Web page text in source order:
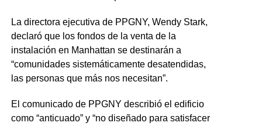
La directora ejecutiva de PPGNY, Wendy Stark,
declaró que los fondos de la venta de la
instalación en Manhattan se destinarán a
“comunidades sistemáticamente desatendidas,
las personas que más nos necesitan”.
El comunicado de PPGNY describió el edificio
como “anticuado” y “no diseñado para satisfacer